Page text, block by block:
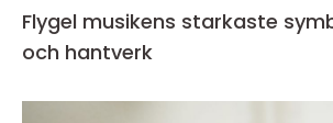
Flygel musikens starkaste symbol för uttryck
och hantverk